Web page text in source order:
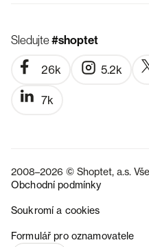
Sledujte#shoptet
26k 5.2k
7k
2008–2026 © Shoptet, a.s.
Obchodní podmínky
Soukromí a cookies
Formulář pro oznamovatele